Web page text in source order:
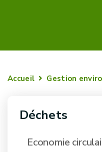
Accueil Gestion
Déchets
Economie